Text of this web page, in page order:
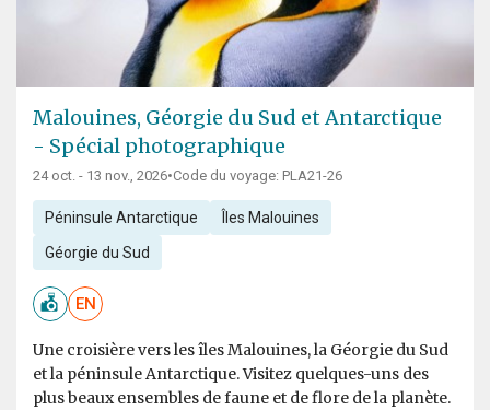
Malouines, Géorgie du Sud et Antarctique
- Spécial photographique
24 oct. - 13 nov., 2026•Code du voyage: PLA21-26
Péninsule Antarctique Îles Malouines
Géorgie du Sud
EN
Une croisière vers les îles Malouines, la Géorgie du Sud
et la péninsule Antarctique. Visitez quelques-uns des
plus beaux ensembles de faune et de flore de la planète.